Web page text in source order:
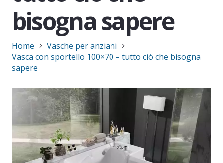
bisogna sapere
Home
Vasche per anziani
Vasca con sportello 100×70 – tutto ciò che bisogna
sapere